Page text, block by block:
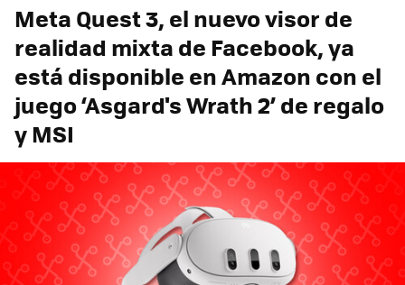
Meta Quest 3, el nuevo visor de
realidad mixta de Facebook, ya
está disponible en Amazon con el
juego ‘Asgard's Wrath 2’ de regalo
y MSI